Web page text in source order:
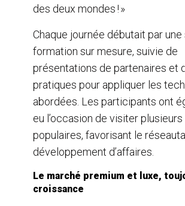
des deux mondes ! »
Chaque journée débutait par
formation sur mesure, suivie de
présentations de partenaires et
pratiques pour appliquer les
abordées. Les participants ont
eu l’occasion de visiter
populaires, favorisant le
développement d’affaires.
Le marché premium et luxe,
croissance